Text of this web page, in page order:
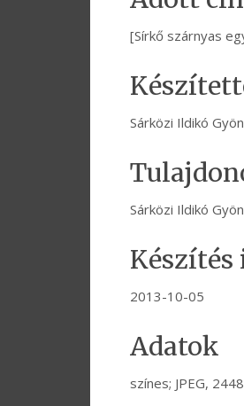
[Sírkő szárnyas
Sárközi Ildikó
Sárközi Ildikó
2013-10-05
Adatok
színes; JPEG,